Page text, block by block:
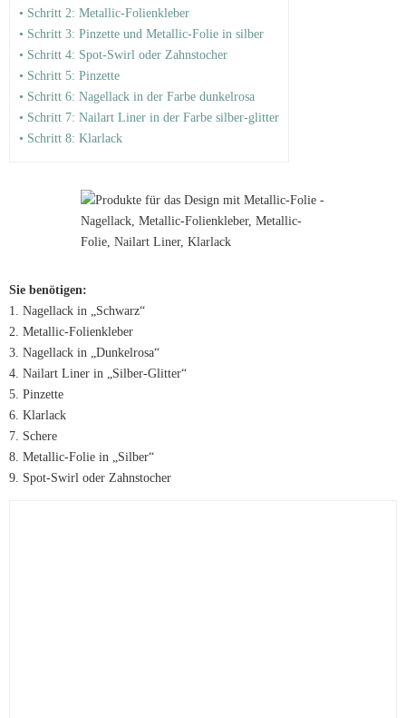
• Schritt 2: Metallic-Folienkleber
• Schritt 3: Pinzette und Metallic-Folie in silber
• Schritt 4: Spot-Swirl oder Zahnstocher
• Schritt 5: Pinzette
• Schritt 6: Nagellack in der Farbe dunkelrosa
• Schritt 7: Nailart Liner in der Farbe silber-glitter
• Schritt 8: Klarlack
Sie benötigen:
1. Nagellack in „Schwarz“
2. Metallic-Folienkleber
3. Nagellack in „Dunkelrosa“
4. Nailart Liner in „Silber-Glitter“
5. Pinzette
6. Klarlack
7. Schere
8. Metallic-Folie in „Silber“
9. Spot-Swirl oder Zahnstocher